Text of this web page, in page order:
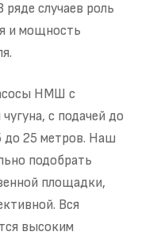
случаев роль
и мощность
НМШ с
с подачей до
до 25 метров. Наш
подобрать
площадки,
Вся
высоким